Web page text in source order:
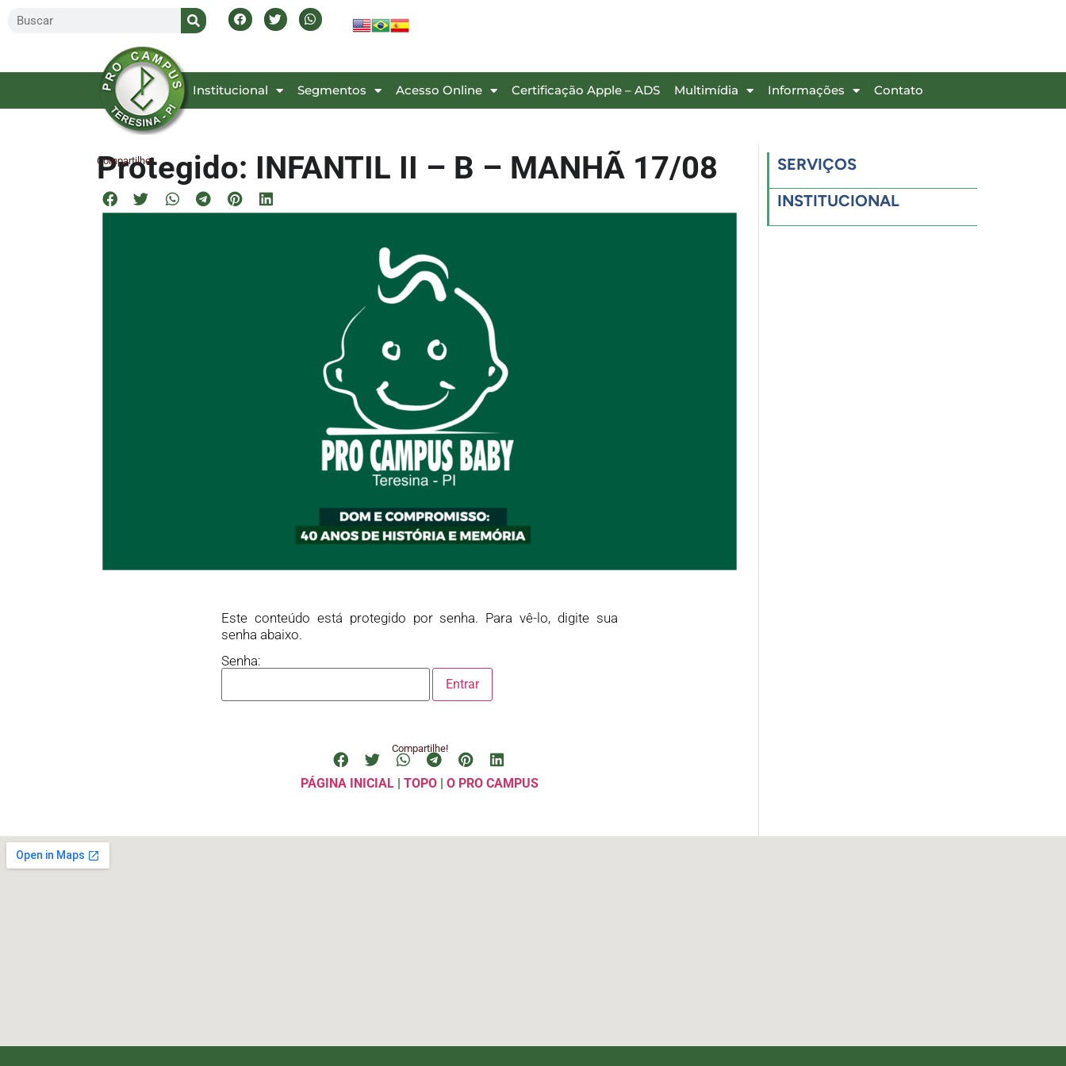
Inicial Institucional Segmentos Acesso Online Certificação Apple – ADS Multimídia Informações Contato
Protegido: INFANTIL II – B – MANHÃ 17/08
Compartilhe!
Este conteúdo está protegido por senha. Para vê-lo, digite sua
senha abaixo.
Senha:
Compartilhe!
PÁGINA INICIAL | TOPO | O PRO CAMPUS
SERVIÇOS
INSTITUCIONAL